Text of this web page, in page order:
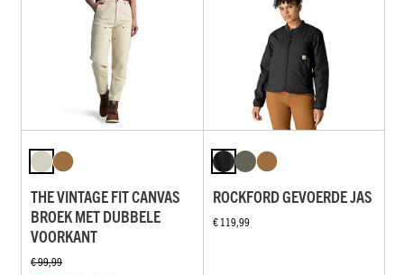
THE VINTAGE FIT CANVAS
BROEK MET DUBBELE
VOORKANT
€ 99,99
ROCKFORD GEVOERDE JAS
€ 119,99